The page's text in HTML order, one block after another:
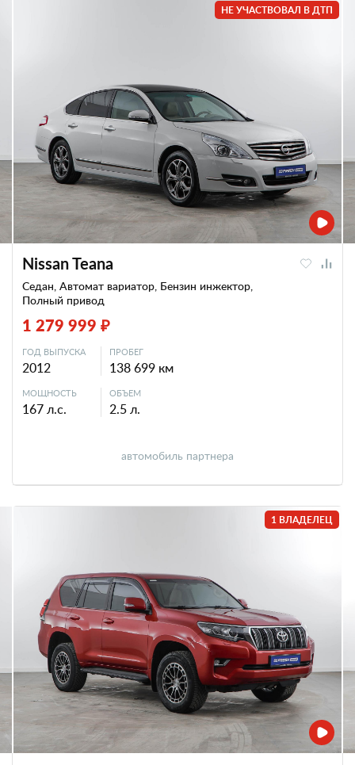
НЕ УЧАСТВОВАЛ В ДТП
Nissan Teana
Седан, Автомат вариатор, Бензин инжектор,
Полный привод
1 279 999 ₽
ГОД ВЫПУСКА
2012
ПРОБЕГ
138 699 км
МОЩНОСТЬ
167 л.с.
ОБЪЕМ
2.5 л.
автомобиль партнера
1 ВЛАДЕЛЕЦ